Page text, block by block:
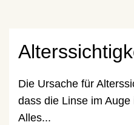
Die Ursache für
dass die Linse im
Alles...